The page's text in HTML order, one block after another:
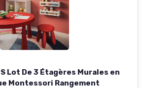
Lot De 3 Étagères Murales en
Montessori Rangement